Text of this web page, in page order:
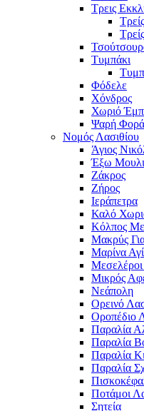
Τρεις
Τυμπάκι
Φόδελε
Χόνδρος
Χωριό
Ψαρή
Νομός Λασιθίου
Άγιος
Έξω
Ζάκρος
Ζήρος
Ιεράπετρα
Καλό
Κόλπος
Μακρύς
Μαρίνα
Μεσελέροι
Μικρός
Νεάπολη
Ορεινό
Οροπέδιο
Παραλία
Παραλία
Παραλία
Παραλία
Ποτάμοι
Σητεία